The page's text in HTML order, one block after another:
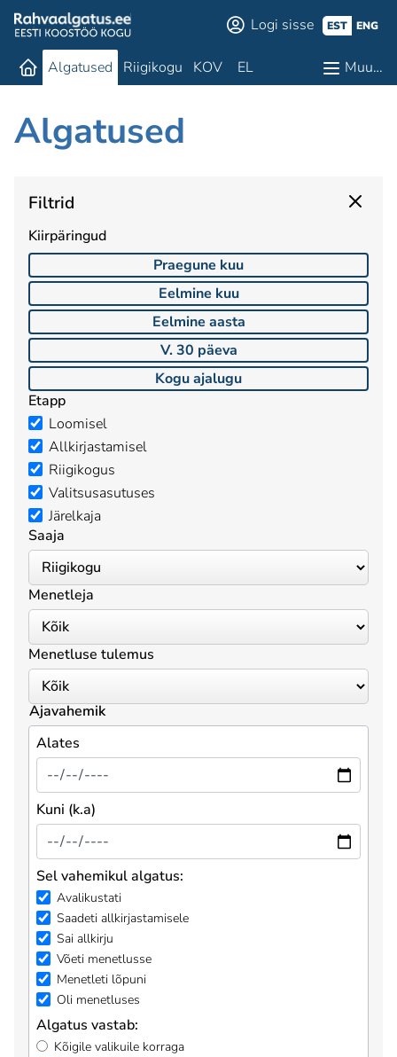
Logi sisse EST ENG
Algatused Riigikogu KOV EL Muu…
Algatused
Filtrid
Kiirpäringud
Praegune kuu
Eelmine kuu
Eelmine aasta
V. 30 päeva
Kogu ajalugu
Etapp
Loomisel
Allkirjastamisel
Riigikogus
Valitsusasutuses
Järelkaja
Saaja
Menetleja
Menetluse tulemus
Ajavahemik
Alates
Kuni (k.a)
Sel vahemikul algatus:
Avalikustati
Saadeti allkirjastamisele
Sai allkirju
Võeti menetlusse
Menetleti lõpuni
Oli menetluses
Algatus vastab:
Kõigile valikuile korraga